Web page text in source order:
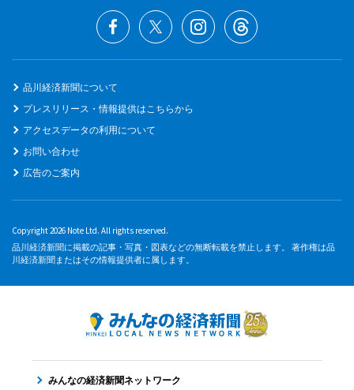
品川経済新聞について
プレスリリース・情報提供はこちらから
アクセスデータの利用について
お問い合わせ
広告のご案内
Copyright 2026 Note Ltd. All rights reserved.
品川経済新聞に掲載の記事・写真・図表などの無断転載を禁止します。 著作権は品
川経済新聞またはその情報提供者に属します。
みんなの経済新聞ネットワーク